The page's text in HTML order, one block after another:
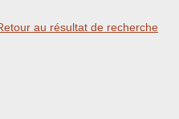
au résultat de recherche